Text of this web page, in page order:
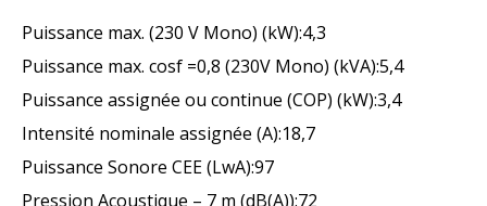
Puissance max. (230 V Mono) (kW):4,3
Puissance max. cosf =0,8 (230V Mono) (kVA):5,4
Puissance assignée ou continue (COP) (kW):3,4
Intensité nominale assignée (A):18,7
Puissance Sonore CEE (LwA):97
Pression Acoustique – 7 m (dB(A)):72